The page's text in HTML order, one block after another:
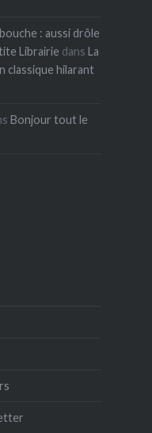
: aussi drôle
Librairie dans La
classique hilarant
Bonjour tout le